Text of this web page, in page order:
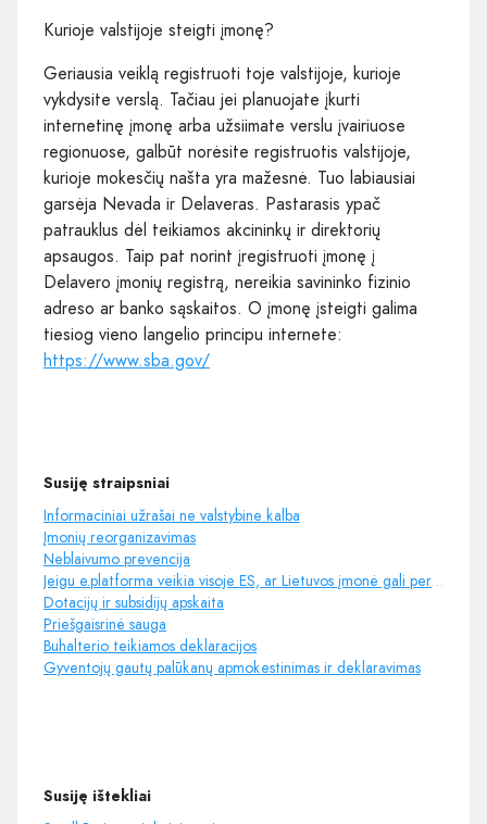
Kurioje valstijoje steigti įmonę?
Geriausia veiklą registruoti toje valstijoje, kurioje
vykdysite verslą. Tačiau jei planuojate įkurti
internetinę įmonę arba užsiimate verslu įvairiuose
regionuose, galbūt norėsite registruotis valstijoje,
kurioje mokesčių našta yra mažesnė. Tuo labiausiai
garsėja Nevada ir Delaveras. Pastarasis ypač
patrauklus dėl teikiamos akcininkų ir direktorių
apsaugos. Taip pat norint įregistruoti įmonę į
Delavero įmonių registrą, nereikia savininko fizinio
adreso ar banko sąskaitos. O įmonę įsteigti galima
tiesiog vieno langelio principu internete:
https://www.sba.gov/
Susiję straipsniai
Informaciniai užrašai ne valstybine kalba
Įmonių reorganizavimas
Neblaivumo prevencija
Jeigu e.platforma veikia visoje ES, ar Lietuvos įmonė gali perkelti savo duomenis Vokietijos įmonei,
Dotacijų ir subsidijų apskaita
Priešgaisrinė sauga
Buhalterio teikiamos deklaracijos
Gyventojų gautų palūkanų apmokestinimas ir deklaravimas
Susiję ištekliai